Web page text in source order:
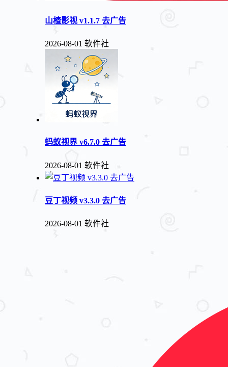
山楂影视 v1.1.7 去广告
2026-08-01 软件社
蚂蚁视界 v6.7.0 去广告
2026-08-01 软件社
豆丁视频 v3.3.0 去广告
2026-08-01 软件社